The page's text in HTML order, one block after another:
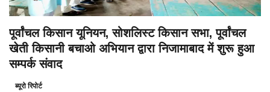
पूर्वांचल किसान यूनियन, सोशलिस्ट किसान सभा, पूर्वांचल
खेती किसानी बचाओ अभियान द्वारा निजामाबाद में शुरू हुआ
सम्पर्क संवाद
ब्यूरो रिपोर्ट